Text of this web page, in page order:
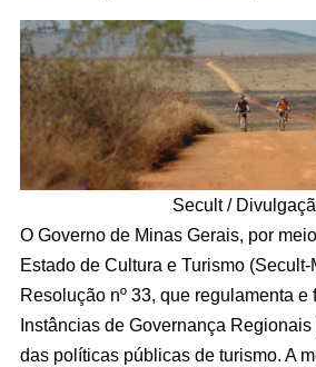
Secult /
O Governo de Minas Gerais, por
Estado de Cultura e Turismo (Secult-
Resolução nº 33, que regulamenta
Instâncias de Governança
das políticas públicas de turismo. A